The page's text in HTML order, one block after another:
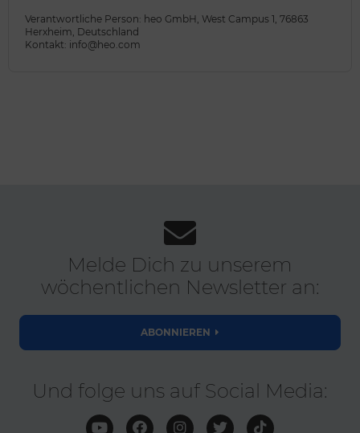
Verantwortliche Person: heo GmbH, West Campus 1, 76863
Herxheim, Deutschland
Kontakt: info@heo.com
Melde Dich zu unserem
wöchentlichen Newsletter an:
ABONNIEREN
Und folge uns auf Social Media: